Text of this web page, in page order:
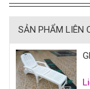
SẢN PHẨM LIÊN